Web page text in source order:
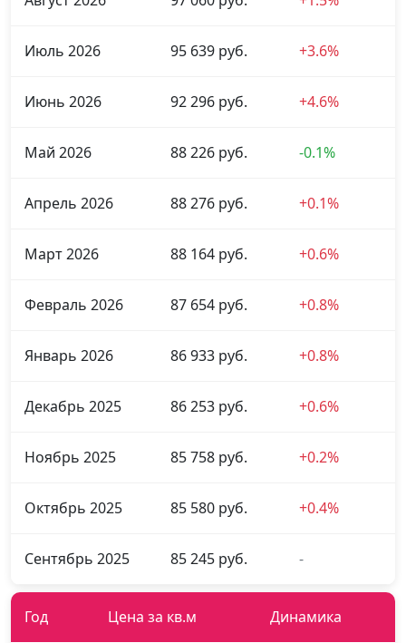
Июль 2026 95 639 руб. +3.6%
Июнь 2026 92 296 руб. +4.6%
Май 2026 88 226 руб. -0.1%
Апрель 2026 88 276 руб. +0.1%
Март 2026 88 164 руб. +0.6%
Февраль 2026 87 654 руб. +0.8%
Январь 2026 86 933 руб. +0.8%
Декабрь 2025 86 253 руб. +0.6%
Ноябрь 2025 85 758 руб. +0.2%
Октябрь 2025 85 580 руб. +0.4%
Сентябрь 2025 85 245 руб. -
Год Цена за кв.м Динамика